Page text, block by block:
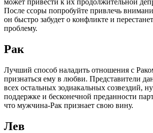
может привести к их продолжительной
После ссоры попробуйте привлечь
он быстро забудет о конфликте и
проблему.
Рак
Лучший способ наладить отношения с
признаться ему в любви. Представители
всех остальных зодиакальных созвездий,
поддержке и бесконечной преданности
что мужчина-Рак признает свою вину.
Лев